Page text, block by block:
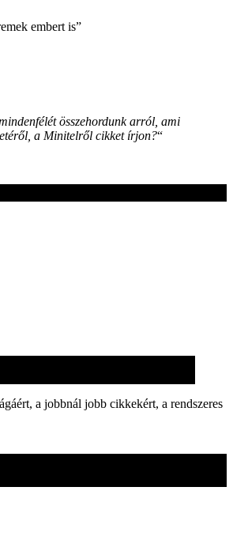
embert is”
összehordunk arról, ami
a Minitelről cikket írjon?“
a jobbnál jobb cikkekért, a rendszeres